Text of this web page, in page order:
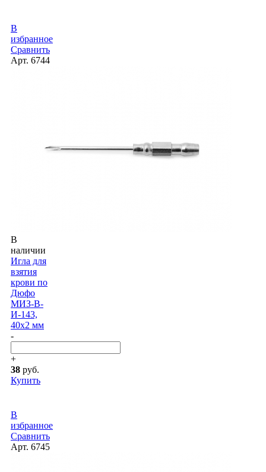
В
избранное
Сравнить
Арт. 6744
В
наличии
Игла для
взятия
крови по
Дюфо
МИЗ-В-
И-143,
40x2 мм
-
+
38 руб.
Купить
В
избранное
Сравнить
Арт. 6745